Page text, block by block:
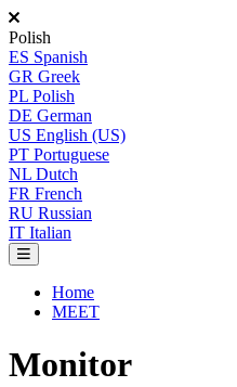
Polish
ES Spanish
GR Greek
PL Polish
DE German
US English (US)
PT Portuguese
NL Dutch
FR French
RU Russian
IT Italian
Home
MEET
Monitor